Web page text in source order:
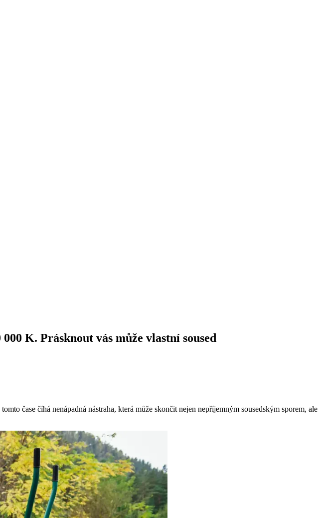
K. Prásknout vás může vlastní soused
čase číhá nenápadná nástraha, která může skončit nejen nepříjemným sousedským sporem, ale